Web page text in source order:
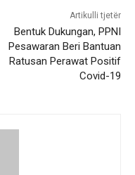
Artikulli tjetër
Bentuk Dukungan, PPNI
Pesawaran Beri Bantuan
Ratusan Perawat Positif
Covid-19